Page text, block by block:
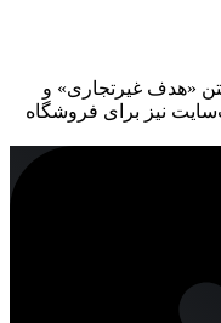
«هدف غیرتجاری» و
نیز برای فروشگاه